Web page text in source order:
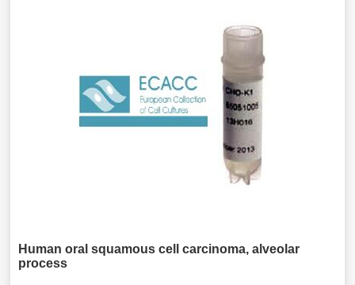
Human oral squamous cell carcinoma, alveolar
process